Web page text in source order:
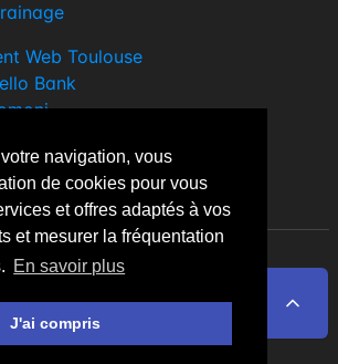
navigation, vous
de cookies pour vous
et offres adaptés à vos
et mesurer la fréquentation
En savoir plus
J'ai compris
Web Toulouse
Bank
| © 2026 - Tous droits réservés
undéveloppeur Web Freelance à
Toulouse